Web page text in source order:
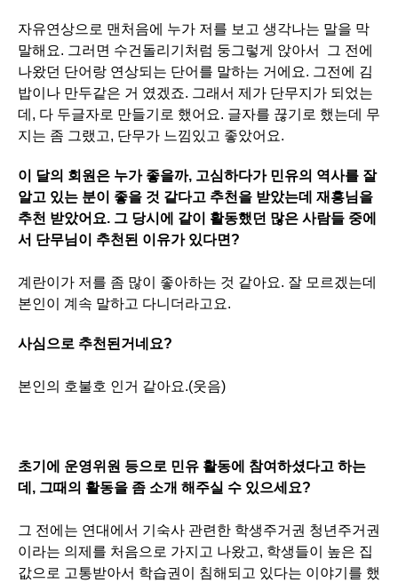
자유연상으로 맨처음에 누가 저를 보고 생각나는 말을 막
말해요. 그러면 수건돌리기처럼 둥그렇게 앉아서 그 전에
나왔던 단어랑 연상되는 단어를 말하는 거에요. 그전에 김
밥이나 만두같은 거 였겠죠. 그래서 제가 단무지가 되었는
데, 다 두글자로 만들기로 했어요. 글자를 끊기로 했는데 무
지는 좀 그랬고, 단무가 느낌있고 좋았어요.
이 달의 회원은 누가 좋을까, 고심하다가 민유의 역사를 잘
알고 있는 분이 좋을 것 같다고 추천을 받았는데 재흥님을
추천 받았어요. 그 당시에 같이 활동했던 많은 사람들 중에
서 단무님이 추천된 이유가 있다면?
계란이가 저를 좀 많이 좋아하는 것 같아요. 잘 모르겠는데
본인이 계속 말하고 다니더라고요.
사심으로 추천된거네요?
본인의 호불호 인거 같아요.(웃음)
초기에 운영위원 등으로 민유 활동에 참여하셨다고 하는
데, 그때의 활동을 좀 소개 해주실 수 있으세요?
그 전에는 연대에서 기숙사 관련한 학생주거권 청년주거권
이라는 의제를 처음으로 가지고 나왔고, 학생들이 높은 집
값으로 고통받아서 학습권이 침해되고 있다는 이야기를 했